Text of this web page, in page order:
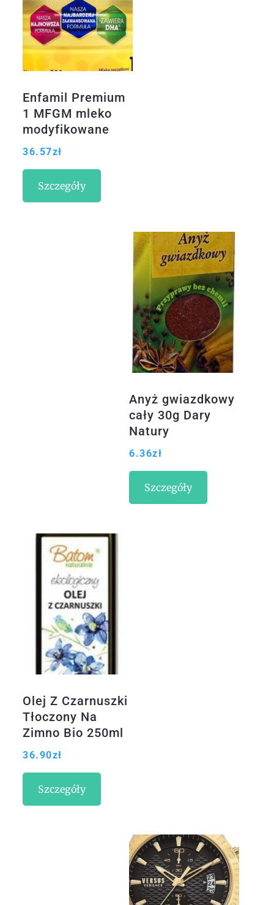
Enfamil Premium
1 MFGM mleko
modyfikowane
800g
36.57zł
Szczegóły
Anyż gwiazdkowy
cały 30g Dary
Natury
6.36zł
Szczegóły
Olej Z Czarnuszki
Tłoczony Na
Zimno Bio 250ml
Batom
36.90zł
Szczegóły